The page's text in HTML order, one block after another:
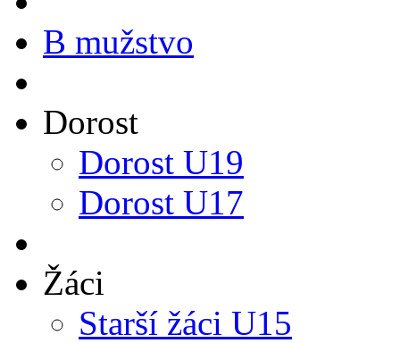
B mužstvo
Dorost
Dorost U19
Dorost U17
Žáci
Starší žáci U15